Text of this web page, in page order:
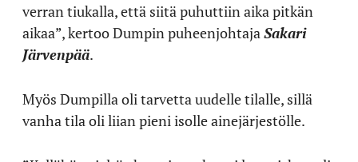
verran tiukalla, että siitä puhuttiin aika pitkän
aikaa”, kertoo Dumpin puheenjohtaja Sakari
Järvenpää.
Myös Dumpilla oli tarvetta uudelle tilalle, sillä
vanha tila oli liian pieni isolle ainejärjestölle.